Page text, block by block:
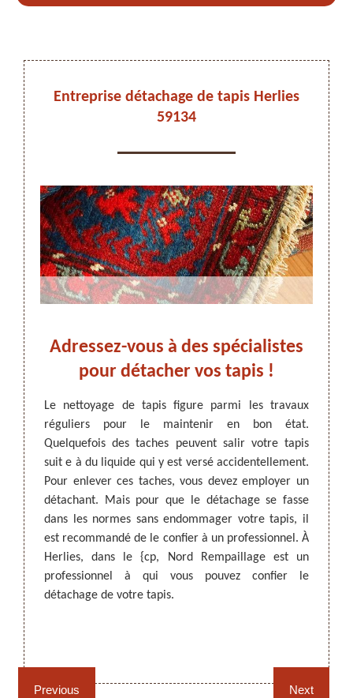
ARTISAN DEZITTER , REMPAILLAGE -
CANNAGE - RECOLLAGE, 59 NORD
chaises et sièges 59
Cannage fauteuil, chaises
et sièges 59
Entreprise détachage de tapis Herlies
59134
Previous
le
par
rend
pas
à
en
faire
Adressez-vous à des spécialistes
pour détacher vos tapis !
Le nettoyage de tapis figure parmi les travaux
réguliers pour le maintenir en bon état.
Quelquefois des taches peuvent salir votre tapis
suit e à du liquide qui y est versé accidentellement.
Pour enlever ces taches, vous devez employer un
détachant. Mais pour que le détachage se fasse
dans les normes sans endommager votre tapis, il
est recommandé de le confier à un professionnel. À
Herlies, dans le {cp, Nord Rempaillage est un
professionnel à qui vous pouvez confier le
détachage de votre tapis.
de
Les
Des
tapis
une
un
cas.
Next